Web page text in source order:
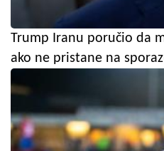
Trump Iranu poručio da
ako ne pristane na